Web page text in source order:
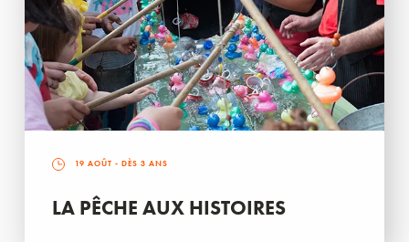
19 AOÛT - DÈS 3 ANS
LA PÊCHE AUX HISTOIRES